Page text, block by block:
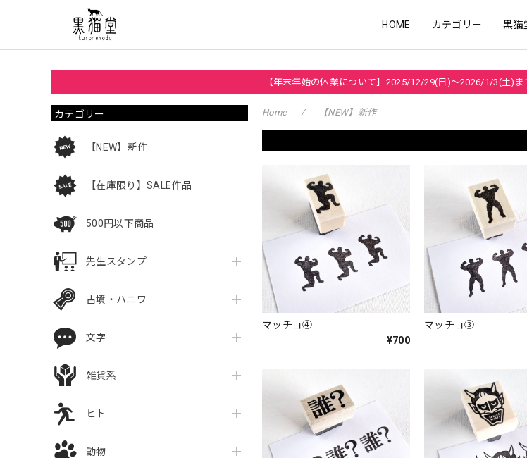
HOME カテゴリー 黒猫
【年末年始の休業について】2025/12/29(日)～2026/1/3(土)ま
カテゴリー
【NEW】新作
【在庫限り】SALE作品
500円以下商品
先生スタンプ
古墳・ハニワ
文字
雑貨系
ヒト
動物
Home 【NEW】新作
マッチョ④
¥700
マッチョ③